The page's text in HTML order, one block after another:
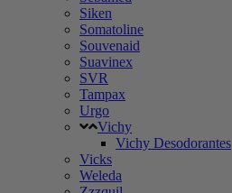
Siken
Somatoline
Souvenaid
Suavinex
SVR
Tampax
Urgo
Vichy
Vichy Desodorantes
Vicks
Weleda